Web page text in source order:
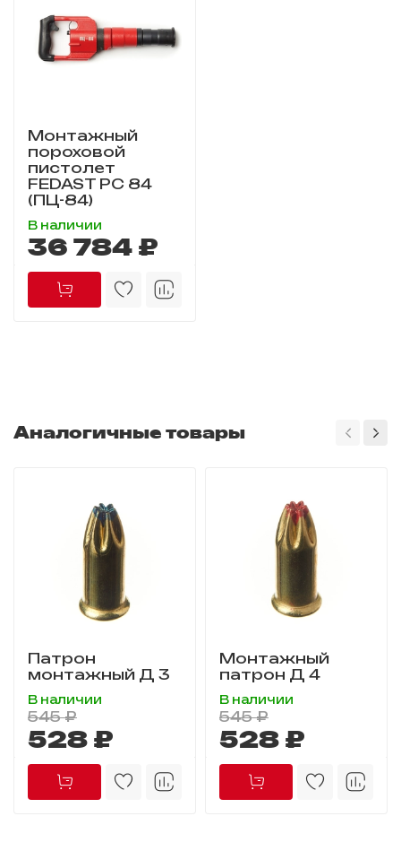
Монтажный
пороховой
пистолет
FEDAST PC 84
(ПЦ-84)
В наличии
36 784 ₽
Аналогичные товары
Патрон
монтажный Д 3
В наличии
545 ₽
528 ₽
Монтажный
патрон Д 4
В наличии
545 ₽
528 ₽